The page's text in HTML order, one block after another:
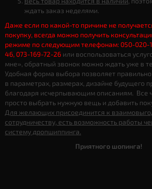
ждать заказ неделями.
Даже если по какой-то причине не
покупку, всегда можно получить
режиме по следующим телефонам: 050-020-
46, 073-169-72-26 или воспользоваться
мне», обратный звонок можно ждать уже в
Удобная форма выбора позволяет
в параметрах, размерах, дизайне будущего
благодаря исчерпывающим описаниям. Все
просто выбрать нужную вещь и добавить
Для желающих присоединится к
сотрудничеству, есть возможность работы
систему дропшиппинга.
Приятного шопинга!